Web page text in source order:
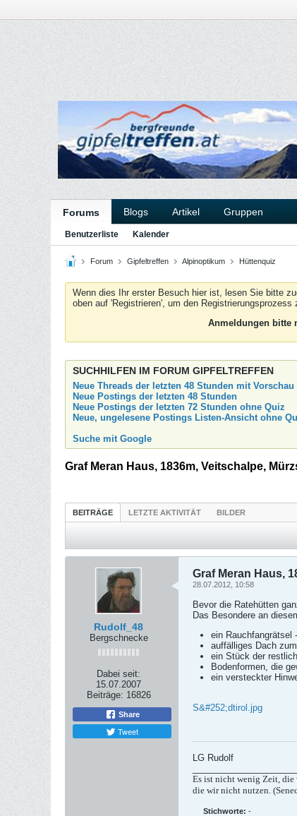
Forums Blogs Artikel Gruppen
Benutzerliste Kalender
Forum Gipfeltreffen Alpinoptikum Hüttenquiz
Wenn dies Ihr erster Besuch hier ist, lesen Sie bitte
oben auf 'Registrieren', um den
Anmeldungen bitte
SUCHHILFEN IM FORUM GIPFELTREFFEN
Neue Threads der letzten 48 Stunden mit Vorschau
Neue Postings der letzten 48 Stunden
Neue Postings der letzten 72 Stunden ohne Quiz
Neue, ungelesene Postings Listen-Ansicht ohne
Suche mit Google
Graf Meran Haus, 1836m, Veitschalpe,
BEITRÄGE LETZTE AKTIVITÄT BILDER
Rudolf_48
Bergschnecke
Dabei seit:
15.07.2007
Beiträge: 16826
Share
Tweet
Graf Meran Haus,
28.07.2012, 10:58
Bevor die Ratehütten
Das Besondere an
ein Rauchfangrätsel
auffälliges Dach
ein Stück der
Bodenformen, die
ein versteckter
S&#252;dtirol.jpg
LG Rudolf
Es ist nicht wenig Zeit, die
die wir nicht nutzen.
Stichworte: -